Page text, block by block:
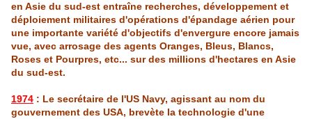
en Asie du sud-est entraîne recherches, développement et
déploiement militaires d'opérations d'épandage aérien pour
une importante variété d'objectifs d'envergure encore jamais
vue, avec arrosage des agents Oranges, Bleus, Blancs,
Roses et Pourpres, etc... sur des millions d'hectares en Asie
du sud-est.
1974 : Le secrétaire de l'US Navy, agissant au nom du
gouvernement des USA, brevète la technologie d'une